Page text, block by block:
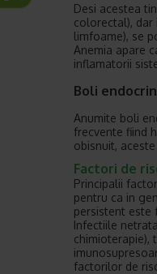
Desi acestea
colorectal), dar
limfoame), se
Anemia apare
inflamatorii
Boli
Anumite boli
frecvente fiind
obisnuit,
Factori de
Principalii
pentru ca in
persistent este
Infectiile
chimioterapie),
factorilor de